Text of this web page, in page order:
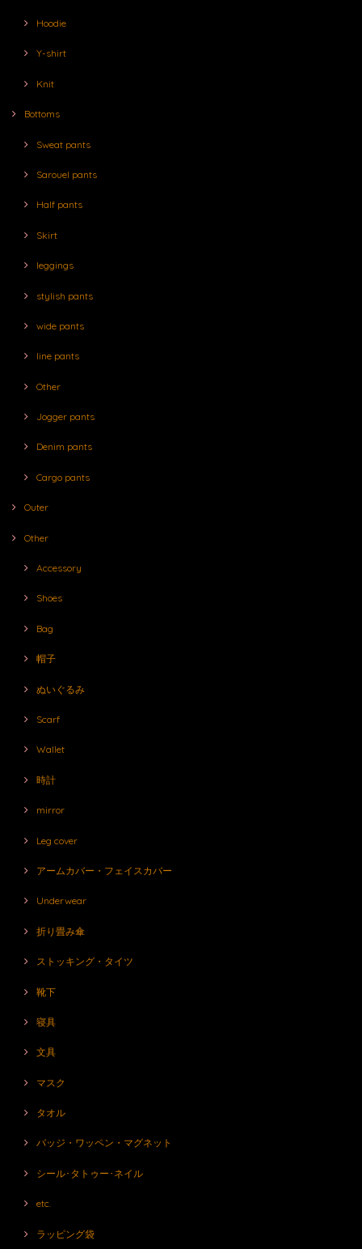
Hoodie
Y-shirt
Knit
Bottoms
Sweat pants
Sarouel pants
Half pants
Skirt
leggings
stylish pants
wide pants
line pants
Other
Jogger pants
Denim pants
Cargo pants
Outer
Other
Accessory
Shoes
Bag
帽子
ぬいぐるみ
Scarf
Wallet
時計
mirror
Leg cover
アームカバー・フェイスカバー
Underwear
折り畳み傘
ストッキング・タイツ
靴下
寝具
文具
マスク
タオル
バッジ・ワッペン・マグネット
シール･タトゥー･ネイル
etc.
ラッピング袋